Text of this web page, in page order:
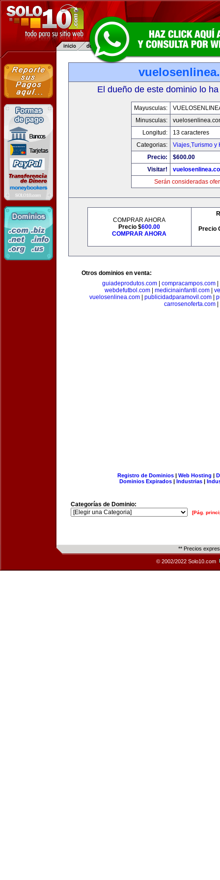
El dueño de este dominio lo
Mayusculas:
Minusculas:
Longitud:
13 caracteres
Categorias:
Viajes,Turismo y
Precio:
$600.00
Visitar!
Serán consideradas
COMPRAR AHORA
Precio $600.00
COMPRAR AHORA
Precio
Otros dominios en venta:
guiadeprodutos.com| compracampos.com|
webdefutbol.com| medicinainfantil.com|
vuelosenlinea.com
publicidadparamovil.com
carrosenoferta.com|
Registro de Dominios| Web Hosting |
Dominios Expirados | Industrias |
Categorías de Dominio:
[Pág.
** Precios
© 2002/2022 Solo10.com